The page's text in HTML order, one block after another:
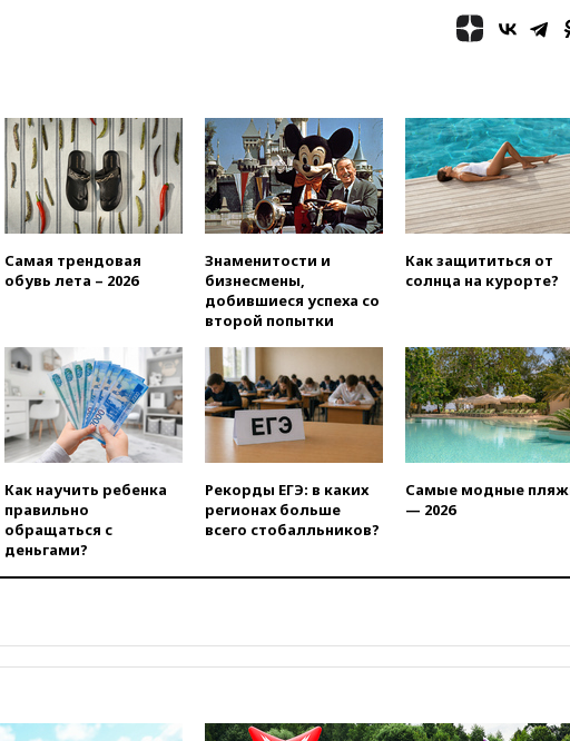
обмена криптовалюты в
«Москве-Сити»
фондов на защиту трасс от
БПЛА
09:56
Хакеры нашли
документы об ударах ВСУ по
нефтяным терминалам в
России
WSJ: Трамп «сходит с
ума» из-за сообщений в СМИ
об истощении боеприпасов у
Исландия и Черногория
в 2028 году могут войти в
состав Евросоюза
Пашинян сообщил о
приверженности Армении
принципам ЕАЭС
09:06
попросили уволиться
находится при смерти
07:52В Таиланде ученик
Самая трендовая
обувь лета – 2026
Знаменитости и
бизнесмены,
добившиеся успеха со
второй попытки
Как защититься от
солнца на курорте?
Как научить ребенка
правильно
обращаться с
деньгами?
Рекорды ЕГЭ: в каких
регионах больше
всего стобалльников?
Самые модные
— 2026